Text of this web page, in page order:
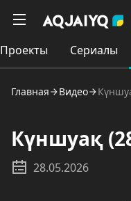
Проекты Сериалы
Главная Видео
Күншуақ
28.05.2026